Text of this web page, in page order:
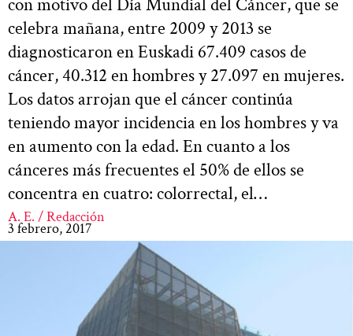
celebra mañana, entre 2009 y 2013 se
diagnosticaron en Euskadi 67.409 casos de
cáncer, 40.312 en hombres y 27.097 en mujeres.
Los datos arrojan que el cáncer continúa
teniendo mayor incidencia en los hombres y va
en aumento con la edad. En cuanto a los
cánceres más frecuentes el 50% de ellos se
concentra en cuatro: colorrectal, el…
A. E. / Redacción
3 febrero, 2017